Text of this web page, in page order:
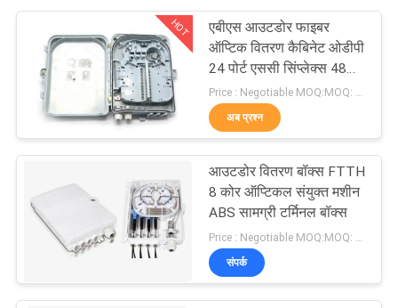
समाचार
मामलों
साइटमैप
गोपनीयता
नीति
GPON EPON ONU
25
11
HOT
एबीएस आउटडोर फाइबर
ऑप्टिक वितरण कैबिनेट ओडीपी
24 पोर्ट एससी सिंप्लेक्स 48
कोर एलसी डुप्लेक्स
Price : Negotiable MOQ:MOQ: 100PCS
अब प्रश्न
आउटडोर वितरण बॉक्स FTTH
8 कोर ऑप्टिकल संयुक्त मशीन
ABS सामग्री टर्मिनल बॉक्स
Price : Negotiable MOQ:MOQ: 500
संपर्क